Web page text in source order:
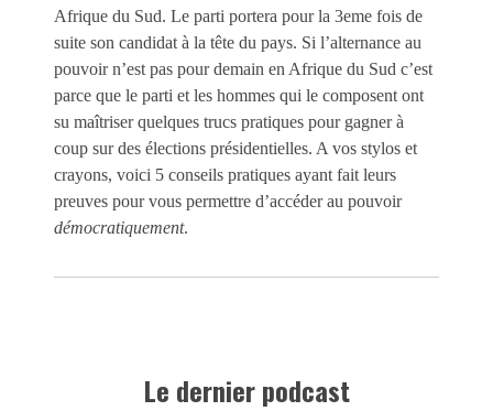
Afrique du Sud. Le parti portera pour la 3eme fois de
suite son candidat à la tête du pays. Si l’alternance au
pouvoir n’est pas pour demain en Afrique du Sud c’est
parce que le parti et les hommes qui le composent ont
su maîtriser quelques trucs pratiques pour gagner à
coup sur des élections présidentielles. A vos stylos et
crayons, voici 5 conseils pratiques ayant fait leurs
preuves pour vous permettre d’accéder au pouvoir
démocratiquement.
Le dernier podcast